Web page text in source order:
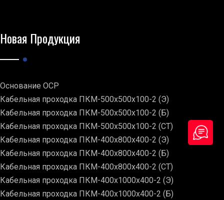
Новая Продукция
Основание ОСР
Кабельная проходка ПКМ-500х500х100-2 (Э)
Кабельная проходка ПКМ-500х500х100-2 (Б)
Кабельная проходка ПКМ-500х500х100-2 (СТ)
Кабельная проходка ПКМ-400х800х400-2 (Э)
Кабельная проходка ПКМ-400х800х400-2 (Б)
Кабельная проходка ПКМ-400х800х400-2 (СТ)
Кабельная проходка ПКМ-400х1000х400-2 (Э)
Кабельная проходка ПКМ-400х1000х400-2 (Б)